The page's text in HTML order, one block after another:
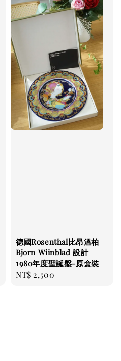
德國Rosenthal比昂溫柏
Bjorn Wiinblad 設計
1980年度聖誕盤-原盒裝
Regular
NT$ 2,500